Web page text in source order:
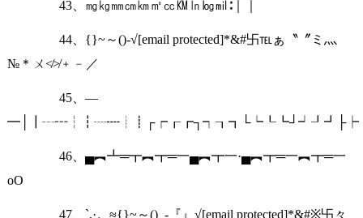
43、㎎㎏㎜㎝㎞㎡㏄㏎㏑㏒㏕∶｜｜
44、{}~～()-√[email protected]*&#卐℡ぁ〝〞ミ灬
№＊ㄨ≮≯﹢﹣／
45、—
46、▄︻┻═┳︻┳═一▄︻┳一·▄︻┳═一︻┳═一
oO
47、`,·。≈{}~～()_-『』√[email protected]*&#※卐々